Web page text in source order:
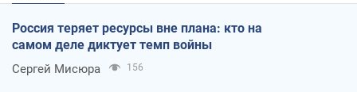
Россия теряет ресурсы вне плана: кто на
самом деле диктует темп войны
Сергей Мисюра 156